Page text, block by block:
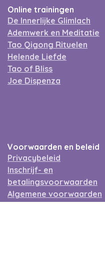
Online trainingen
De Innerlijke Glimlach
Ademwerk en Meditatie
Tao Qigong Rituelen
Helende Liefde
Tao of Bliss
Joe Dispenza
Voorwaarden en beleid
Privacybeleid
Inschrijf- en
betalingsvoorwaarden
Algemene voorwaarden